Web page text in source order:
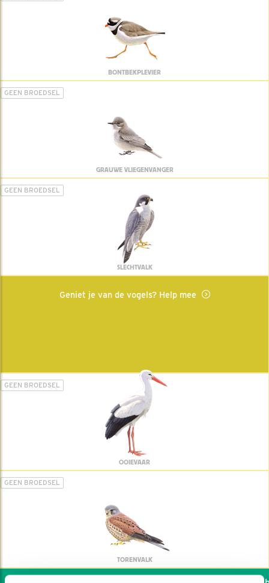
BONTBEKPLEVIER
GEEN BROEDSEL
GRAUWE VLIEGENVANGER
GEEN BROEDSEL
SLECHTVALK
Geniet je van de vogels? Help mee
GEEN BROEDSEL
OOIEVAAR
GEEN BROEDSEL
TORENVALK